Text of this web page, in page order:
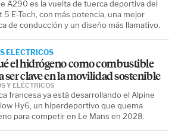
A290 es la vuelta de tuerca deportiva del
5 E-Tech, con más potencia, una mejor
de conducción y un diseño más llamativo.
ELÉCTRICOS
el hidrógeno como combustible
ser clave en la movilidad sostenible
francesa ya está desarrollando el Alpine
Hy6, un hiperdeportivo que quema
para competir en Le Mans en 2028.
Y ELÉCTRICOS